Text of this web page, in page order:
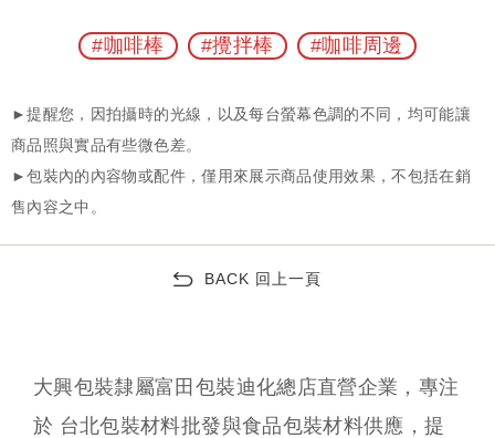
#咖啡棒 #攪拌棒 #咖啡周邊
BACK 回上一頁
大興包裝隸屬富田包裝迪化總店直營企業，專注
於 台北包裝材料批發與食品包裝材料供應，提